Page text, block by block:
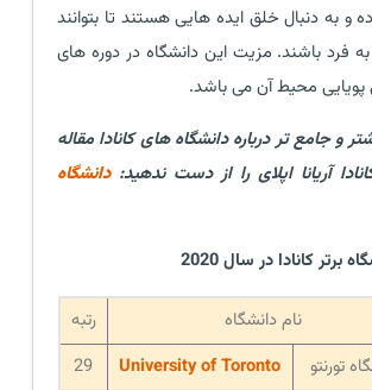
و به دنبال خلق ایده هایی هستند تا بتوانند
فرد باشند. مزیت این دانشگاه در دوره های
محیط آن می باشد.
و جامع تر درباره دانشگاه های کانادا مقاله
آریانا اپلای را از دست ندهید:دانشگاه
نام دانشگاه
رتبه
تورنتو University of Toronto
29